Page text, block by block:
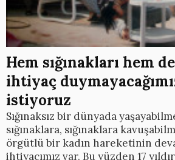
Hem sığınakları hem
ihtiyaç
istiyoruz
Sığınaksız bir dünyada
sığınaklara, sığınaklara
örgütlü bir kadın hareketinin
ihtiyacımız var. Bu yüzden 17